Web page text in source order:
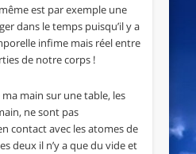
est par exemple une
dans le temps puisqu’il y a
infime mais réel entre
de notre corps !
main sur une table, les
ne sont pas
contact avec les atomes de
deux il n’y a que du vide et